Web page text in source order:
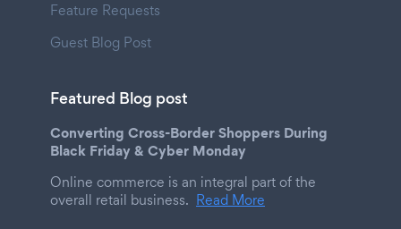
Feature Requests
Guest Blog Post
Featured Blog post
Converting Cross-Border Shoppers During
Black Friday & Cyber Monday
Online commerce is an integral part of the
overall retail business. Read More